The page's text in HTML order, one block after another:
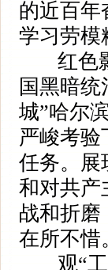
的近百年
学习劳模
红色影
国黑暗
城”哈尔
严峻考
任务。展
和对共产
战和折磨
在所不惜
观“工